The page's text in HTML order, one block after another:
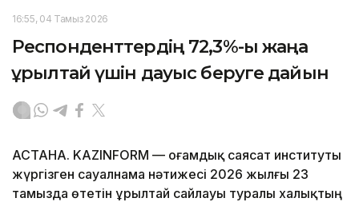
16:55, 04 Тамыз 2026
Респонденттердің 72,3%-ы жаңа
Құрылтай үшін дауыс беруге дайын
АСТАНА. KAZINFORM — Қоғамдық саясат институты
жүргізген сауалнама нәтижесі 2026 жылғы 23
тамызда өтетін Құрылтай сайлауы туралы халықтың